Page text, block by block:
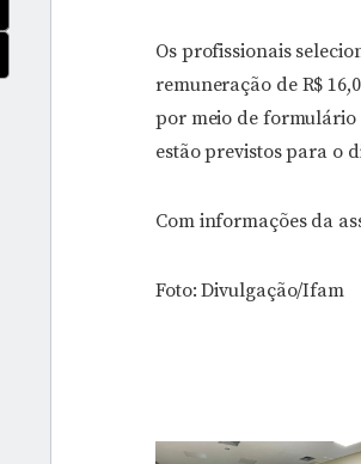
Os profissionais
remuneração de R$
por meio de formulário
estão previstos para o
Com informações da
Foto: Divulgação/Ifam